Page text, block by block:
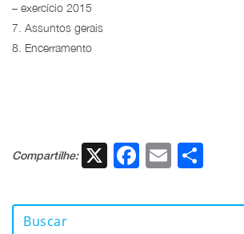
– exercício 2015
7. Assuntos gerais
8. Encerramento
Compartilhe: X Facebook
Email